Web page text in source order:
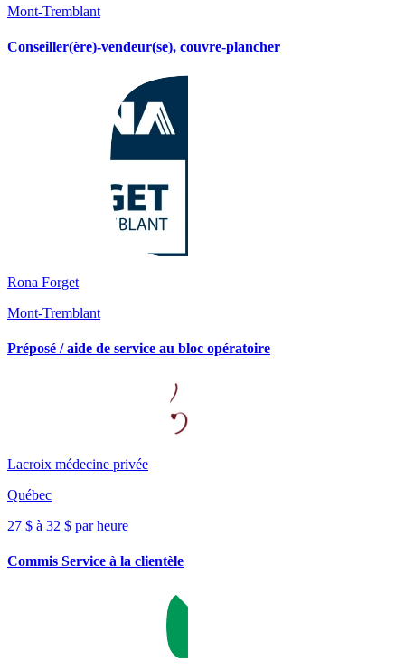
Mont-Tremblant
Conseiller(ère)-vendeur(se), couvre-plancher
Rona Forget
Mont-Tremblant
Préposé / aide de service au bloc opératoire
Lacroix médecine privée
Québec
27 $ à 32 $ par heure
Commis Service à la clientèle